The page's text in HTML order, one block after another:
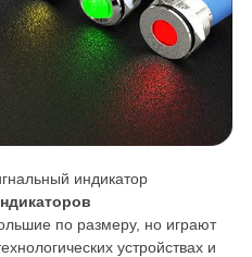
индикатор
по размеру, но играют
устройствах и